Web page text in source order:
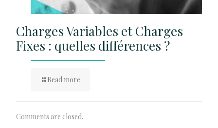
Charges Variables et Charges
Fixes : quelles différences ?
Read more
Comments are closed.